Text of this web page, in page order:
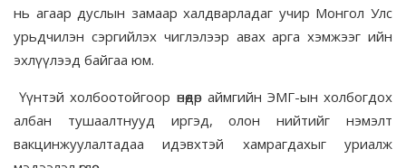
нь агаар дуслын замаар халдварладаг учир Монгол Улс
урьдчилэн сэргийлэх чиглэлээр авах арга хэмжээг ийн
эхлүүлээд байгаа юм.
Үүнтэй холбоотойгоор өнөөдөр аймгийн ЭМГ-ын холбогдох
албан тушаалтнууд иргэд, олон нийтийг нэмэлт
вакцинжуулалтадаа идэвхтэй хамрагдахыг уриалж